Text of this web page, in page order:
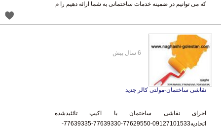
که می توانیم در ضمینه خدمات ساختمانی به شما ارائه دهیم را م
نقاشی ساختمان-مولتی کالر جدید
اجرای نقاشی ساختمان با اکیپ تائئیدشده
اتحادیه09127101533-77629550-77639330-77639335-
09353723953 اوجاقی نقاشی ساختمان بهترین راه برای
6 سال پیش